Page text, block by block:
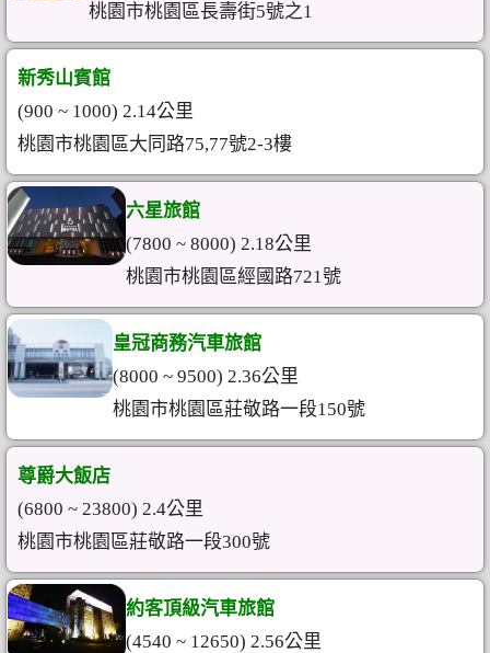
桃園市桃園區長壽街5號之1
新秀山賓館
(900 ~ 1000) 2.14公里
桃園市桃園區大同路75,77號2-3樓
六星旅館
(7800 ~ 8000) 2.18公里
桃園市桃園區經國路721號
皇冠商務汽車旅館
(8000 ~ 9500) 2.36公里
桃園市桃園區莊敬路一段150號
尊爵大飯店
(6800 ~ 23800) 2.4公里
桃園市桃園區莊敬路一段300號
約客頂級汽車旅館
(4540 ~ 12650) 2.56公里